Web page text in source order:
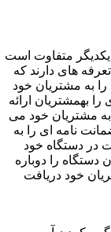
یکدیگر متفاوت است
های دارند که
به مشتریان خود
بهمشتریان ارائه
مشتریان خود می
نامه ای را به
در دستگاه خود
را دوباره
خود دریافت